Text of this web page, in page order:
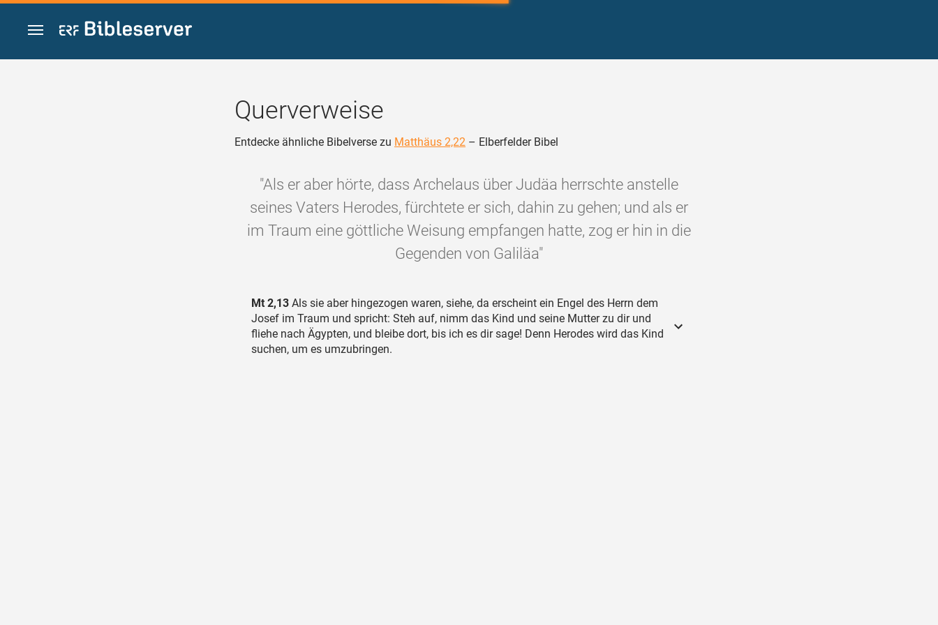
Zum Inhalt springen
Querverweise
Entdecke ähnliche Bibelverse zu Matthäus 2,22 – Elberfelder Bibel
"Als er aber hörte, dass Archelaus über Judäa herrschte anstelle
seines Vaters Herodes, fürchtete er sich, dahin zu gehen; und als er
im Traum eine göttliche Weisung empfangen hatte, zog er hin in die
Gegenden von Galiläa"
Mt 2,13 Als sie aber hingezogen waren, siehe, da erscheint ein Engel des Herrn dem
Josef im Traum und spricht: Steh auf, nimm das Kind und seine Mutter zu dir und
fliehe nach Ägypten, und bleibe dort, bis ich es dir sage! Denn Herodes wird das Kind
suchen, um es umzubringen.